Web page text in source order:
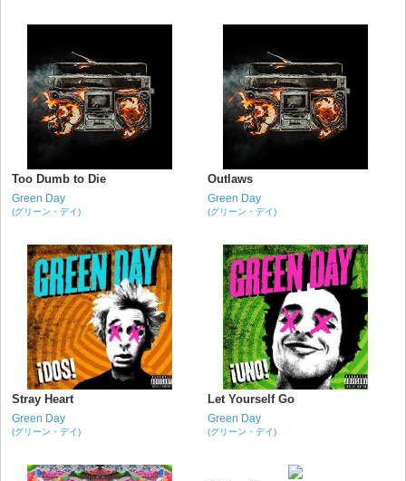
Too Dumb to Die
Green Day
(グリーン・デイ)
Outlaws
Green Day
(グリーン・デイ)
Stray Heart
Green Day
(グリーン・デイ)
Let Yourself Go
Green Day
(グリーン・デイ)